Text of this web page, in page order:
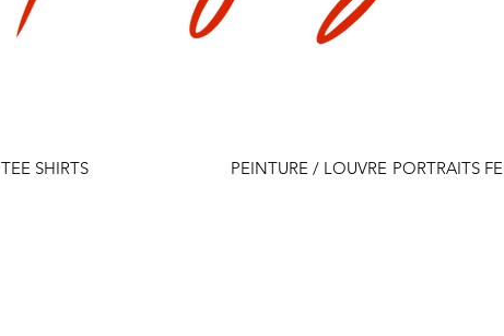
TEE SHIRTS PEINTURE / LOUVRE PORTRAITS